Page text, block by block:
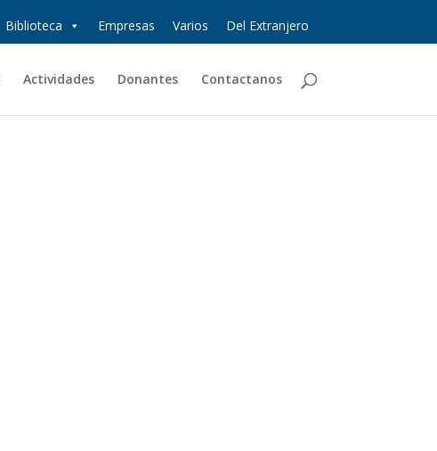
Biblioteca Empresas Varios Del Extranjero
Actividades Donantes Contactanos